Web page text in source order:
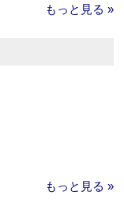
もっと見る »
もっと見る »